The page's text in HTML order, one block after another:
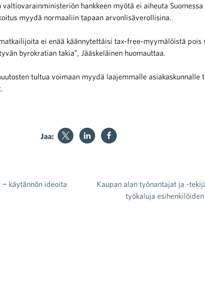
hankkeen myötä ei aiheuta
myydä normaaliin tapaan arvonlisäverollisina.
ei enää käännytettäisi tax-free-myymälöistä pois
byrokratian takia”, Jääskeläinen huomauttaa.
tultua voimaan myydä laajemmalle asiakaskunnalle
Jaa:
käytännön ideoita
Kaupan alan työnantajat ja -
työkaluja